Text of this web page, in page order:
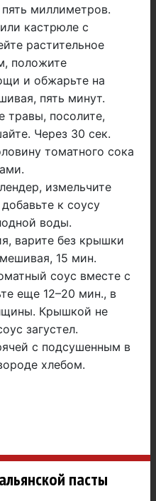
миллиметров.
кастрюле с
растительное
положите
и обжарьте на
пять минут.
травы, посолите,
Через 30 сек.
томатного сока
измельчите
к соусу
воды.
варите без крышки
15 мин.
соус вместе с
еще 12–20 мин., в
Крышкой не
загустел.
с подсушенным в
хлебом.
пасты